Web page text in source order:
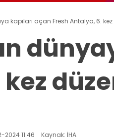
kapıları açan Fresh Antalya, 6.
11:46 Kaynak: İHA